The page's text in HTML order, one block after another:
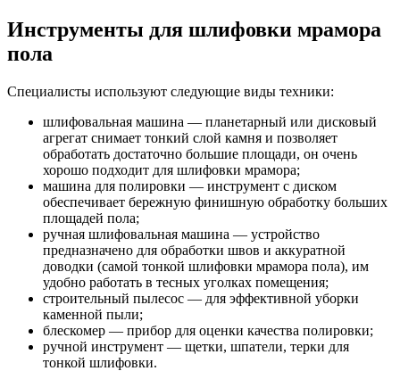
Инструменты для шлифовки мрамора
пола
Специалисты используют следующие виды техники:
шлифовальная машина — планетарный или дисковый
агрегат снимает тонкий слой камня и позволяет
обработать достаточно большие площади, он очень
хорошо подходит для шлифовки мрамора;
машина для полировки — инструмент с диском
обеспечивает бережную финишную обработку больших
площадей пола;
ручная шлифовальная машина — устройство
предназначено для обработки швов и аккуратной
доводки (самой тонкой шлифовки мрамора пола), им
удобно работать в тесных уголках помещения;
строительный пылесос — для эффективной уборки
каменной пыли;
блескомер — прибор для оценки качества полировки;
ручной инструмент — щетки, шпатели, терки для
тонкой шлифовки.